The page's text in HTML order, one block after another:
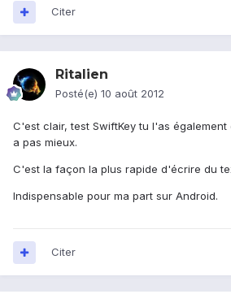
Citer
Ritalien
Posté(e) 10 août 2012
C'est clair, test SwiftKey tu l'as
a pas mieux.
C'est la façon la plus rapide d'écrire du
Indispensable pour ma part sur Android.
Citer